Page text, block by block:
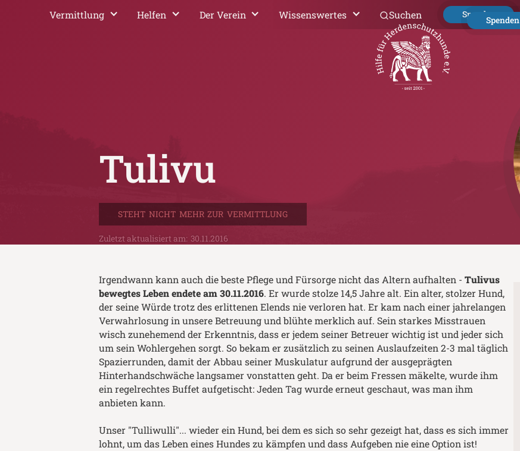
Vermittlung Helfen Der Verein Wissenswertes Suchen Spenden
Spenden
Tulivu
STEHT NICHT MEHR ZUR VERMITTLUNG
Zuletzt aktualisiert am: 30.11.2016
Irgendwann kann auch die beste Pflege und Fürsorge nicht das Altern aufhalten -Tulivus
bewegtes Leben endete am 30.11.2016. Er wurde stolze 14,5 Jahre alt. Ein alter, stolzer Hund,
der seine Würde trotz des erlittenen Elends nie verloren hat. Er kam nach einer jahrelangen
Verwahrlosung in unsere Betreuung und blühte merklich auf. Sein starkes Misstrauen
wisch zunehemend der Erkenntnis, dass er jedem seiner Betreuer wichtig ist und jeder sich
um sein Wohlergehen sorgt. So bekam er zusätzlich zu seinen Auslaufzeiten 2-3 mal täglich
Spazierrunden, damit der Abbau seiner Muskulatur aufgrund der ausgeprägten
Hinterhandschwäche langsamer vonstatten geht. Da er beim Fressen mäkelte, wurde ihm
ein regelrechtes Buffet aufgetischt: Jeden Tag wurde erneut geschaut, was man ihm
anbieten kann.
Unser "Tulliwulli"... wieder ein Hund, bei dem es sich so sehr gezeigt hat, dass es sich immer
lohnt, um das Leben eines Hundes zu kämpfen und dass Aufgeben nie eine Option ist!